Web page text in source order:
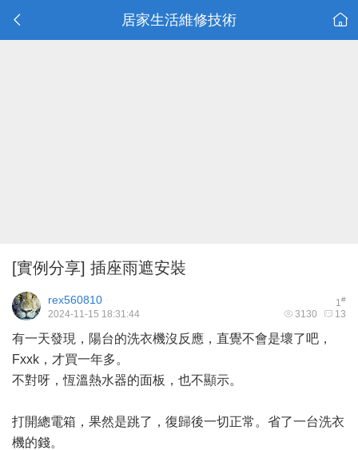
居家生活維修技術
[實例分享] 插座雨遮安裝
1#
rex560810
3130 13
2024-11-15 18:31:44
有一天發現，陽台的洗衣機沒反應，直覺不會是壞了吧，
Fxxk，才買一年多。
不對呀，恆溫熱水器的面板，也不顯示。
打開總電箱，果然是跳了，復歸後一切正常。省了一台洗衣
機的錢。